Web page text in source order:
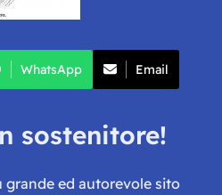
WhatsApp Email
sostenitore!
grande ed autorevole sito